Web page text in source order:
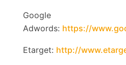
Google
Adwords: https://
Etarget: http://